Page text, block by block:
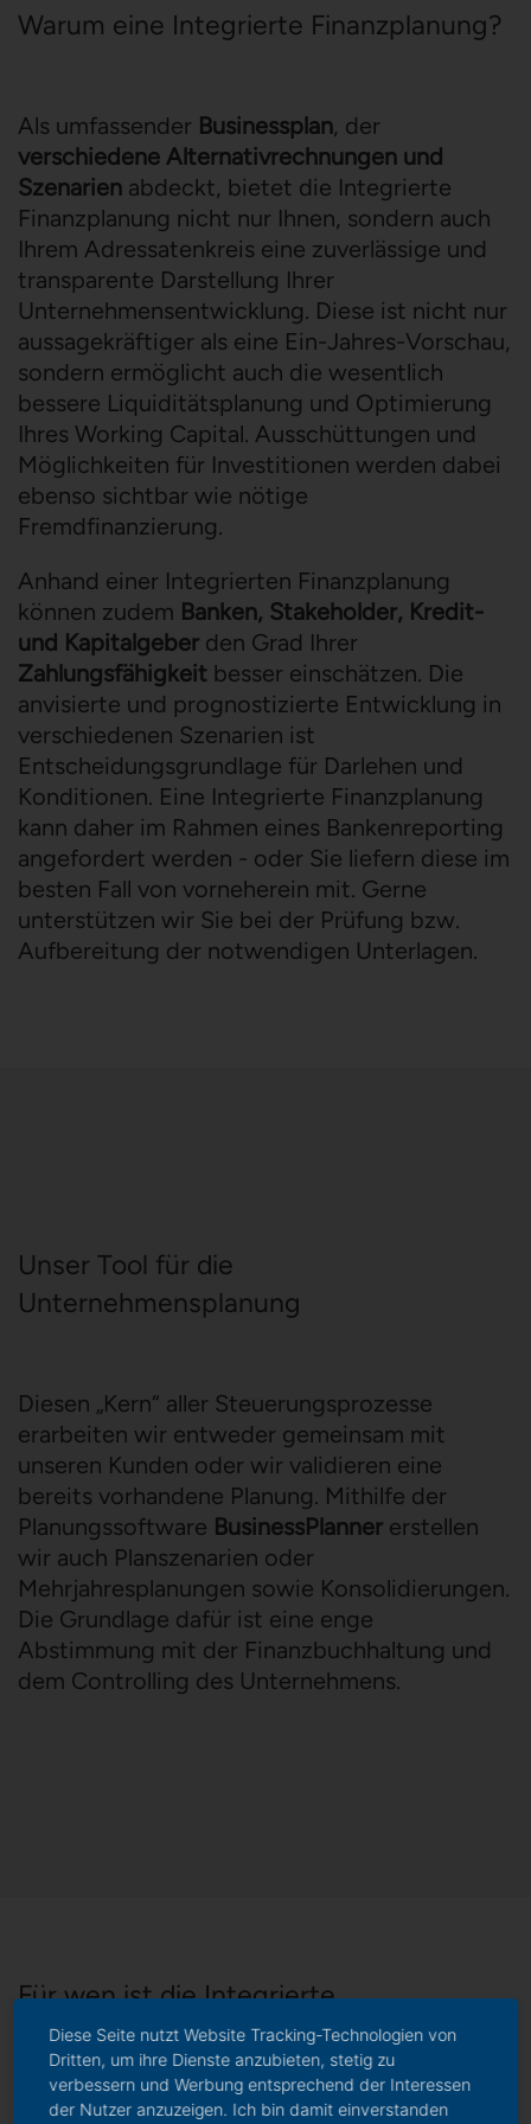
Warum eine Integrierte Finanzplanung?
Als umfassender Businessplan, der
verschiedene Alternativrechnungen und
Szenarien abdeckt, bietet die Integrierte
Finanzplanung nicht nur Ihnen, sondern auch
Ihrem Adressatenkreis eine zuverlässige und
transparente Darstellung Ihrer
Unternehmensentwicklung. Diese ist nicht nur
aussagekräftiger als eine Ein-Jahres-Vorschau,
sondern ermöglicht auch die wesentlich
bessere Liquiditätsplanung und Optimierung
Ihres Working Capital. Ausschüttungen und
Möglichkeiten für Investitionen werden dabei
ebenso sichtbar wie nötige
Fremdfinanzierung.
Anhand einer Integrierten Finanzplanung
können zudem Banken, Stakeholder, Kredit-
und Kapitalgeber den Grad Ihrer
Zahlungsfähigkeit besser einschätzen. Die
anvisierte und prognostizierte Entwicklung in
verschiedenen Szenarien ist
Entscheidungsgrundlage für Darlehen und
Konditionen. Eine Integrierte Finanzplanung
kann daher im Rahmen eines Bankenreporting
angefordert werden - oder Sie liefern diese im
besten Fall von vorneherein mit. Gerne
unterstützen wir Sie bei der Prüfung bzw.
Aufbereitung der notwendigen Unterlagen.
Unser Tool für die
Unternehmensplanung
Diesen „Kern“ aller Steuerungsprozesse
erarbeiten wir entweder gemeinsam mit
unseren Kunden oder wir validieren eine
bereits vorhandene Planung. Mithilfe der
Planungssoftware BusinessPlanner erstellen
wir auch Planszenarien oder
Mehrjahresplanungen sowie Konsolidierungen.
Die Grundlage dafür ist eine enge
Abstimmung mit der Finanzbuchhaltung und
dem Controlling des Unternehmens.
Für wen ist die Integrierte
Finanzplanung sinnvoll?
Diese Seite nutzt Website Tracking-Technologien von
Dritten, um ihre Dienste anzubieten, stetig zu
verbessern und Werbung entsprechend der Interessen
der Nutzer anzuzeigen. Ich bin damit einverstanden